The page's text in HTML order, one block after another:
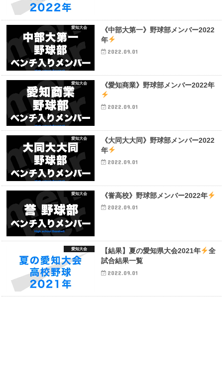
愛知大会
《中部大第一》野球部メンバー2022
年
2022.09.01
愛知大会 《愛知商業》野球部メンバー2022年
2022.09.01
愛知大会
《大同大大同》野球部メンバー2022
年
2022.09.01
愛知大会 《誉高校》野球部メンバー2022年
2022.09.01
愛知大会 【結果】夏の愛知県大会2021年
全
試合結果一覧
2022.09.01